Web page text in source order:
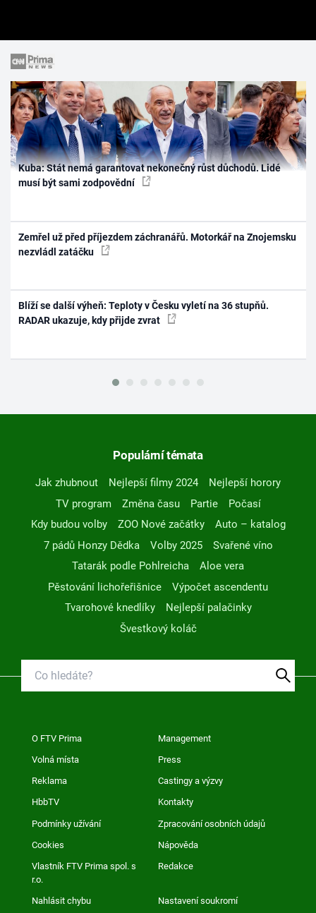
Kuba: Stát nemá garantovat nekonečný růst důchodů. Lidé
musí být sami zodpovědní
Zemřel už před příjezdem záchranářů. Motorkář na Znojemsku
nezvládl zatáčku
Blíží se další výheň: Teploty v Česku vyletí na 36 stupňů.
RADAR ukazuje, kdy přijde zvrat
Populární témata
Jak zhubnout Nejlepší filmy 2024
Nejlepší horory
TV program
Změna času Partie
Počasí
Kdy budou volby
ZOO Nové začátky
Auto – katalog
7 pádů Honzy Dědka
Volby 2025
Svařené víno
Tatarák podle Pohlreicha
Aloe vera
Pěstování lichořeřišnice
Výpočet ascendentu
Tvarohové knedlíky
Nejlepší palačinky
Švestkový koláč
O FTV Prima Management
Volná místa Press
Reklama Castingy a výzvy
HbbTV Kontakty
Podmínky užívání Zpracování osobních údajů
Cookies Nápověda
Vlastník FTV Prima spol. s
r.o.
Redakce
Nahlásit chybu Nastavení soukromí